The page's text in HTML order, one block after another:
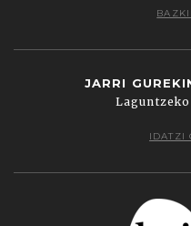
JARRI
IDATZI